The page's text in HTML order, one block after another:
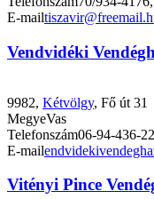
E-mail
Vendvidéki
9982, Kétvölgy, Fő út 31
MegyeVas
Telefonszám06-94-436-
E-mail
Vitényi Pince